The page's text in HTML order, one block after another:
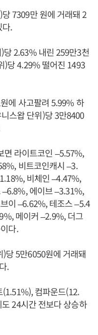
7309만 원에 거래돼 2
.
당 2.63% 내린 259만3천
)당 4.29% 떨어진 1493
에 사고팔려 5.99% 하
스왑 단위)당 3만8400
면 라이트코인 –5.57%,
비트코인캐시 –3.
비체인 –4.47%,
에이브 –3.31%,
이 –6.62%, 테조스 –5.4
메이커 –2.9%, 더그
다.
당 5만6050원에 거래돼
.
컴파운드(12.
24시간 전보다 상승하